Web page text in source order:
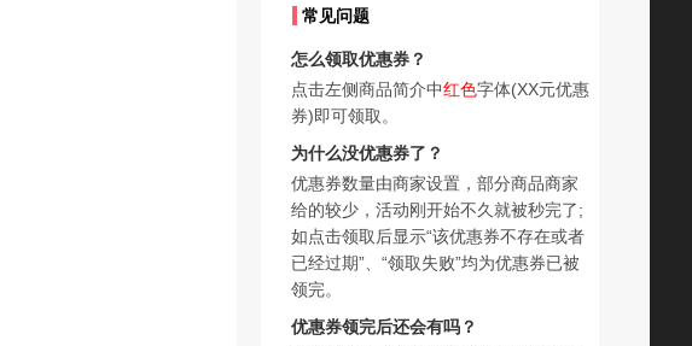
常见问题
怎么领取优惠券？
点击左侧商品简介中红色字体(XX元优惠
券)即可领取。
为什么没优惠券了？
优惠券数量由商家设置，部分商品商家
给的较少，活动刚开始不久就被秒完了;
如点击领取后显示“该优惠券不存在或者
已经过期”、“领取失败”均为优惠券已被
领完。
优惠券领完后还会有吗？